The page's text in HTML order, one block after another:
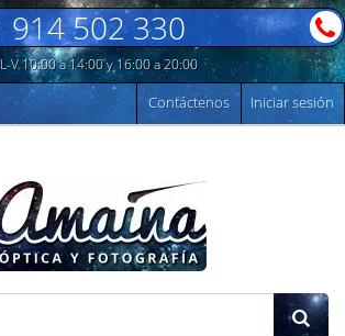
914 502 330
L-V 10:00 a 14:00 y 16:00 a 20:00
Iniciar sesión
Contáctenos